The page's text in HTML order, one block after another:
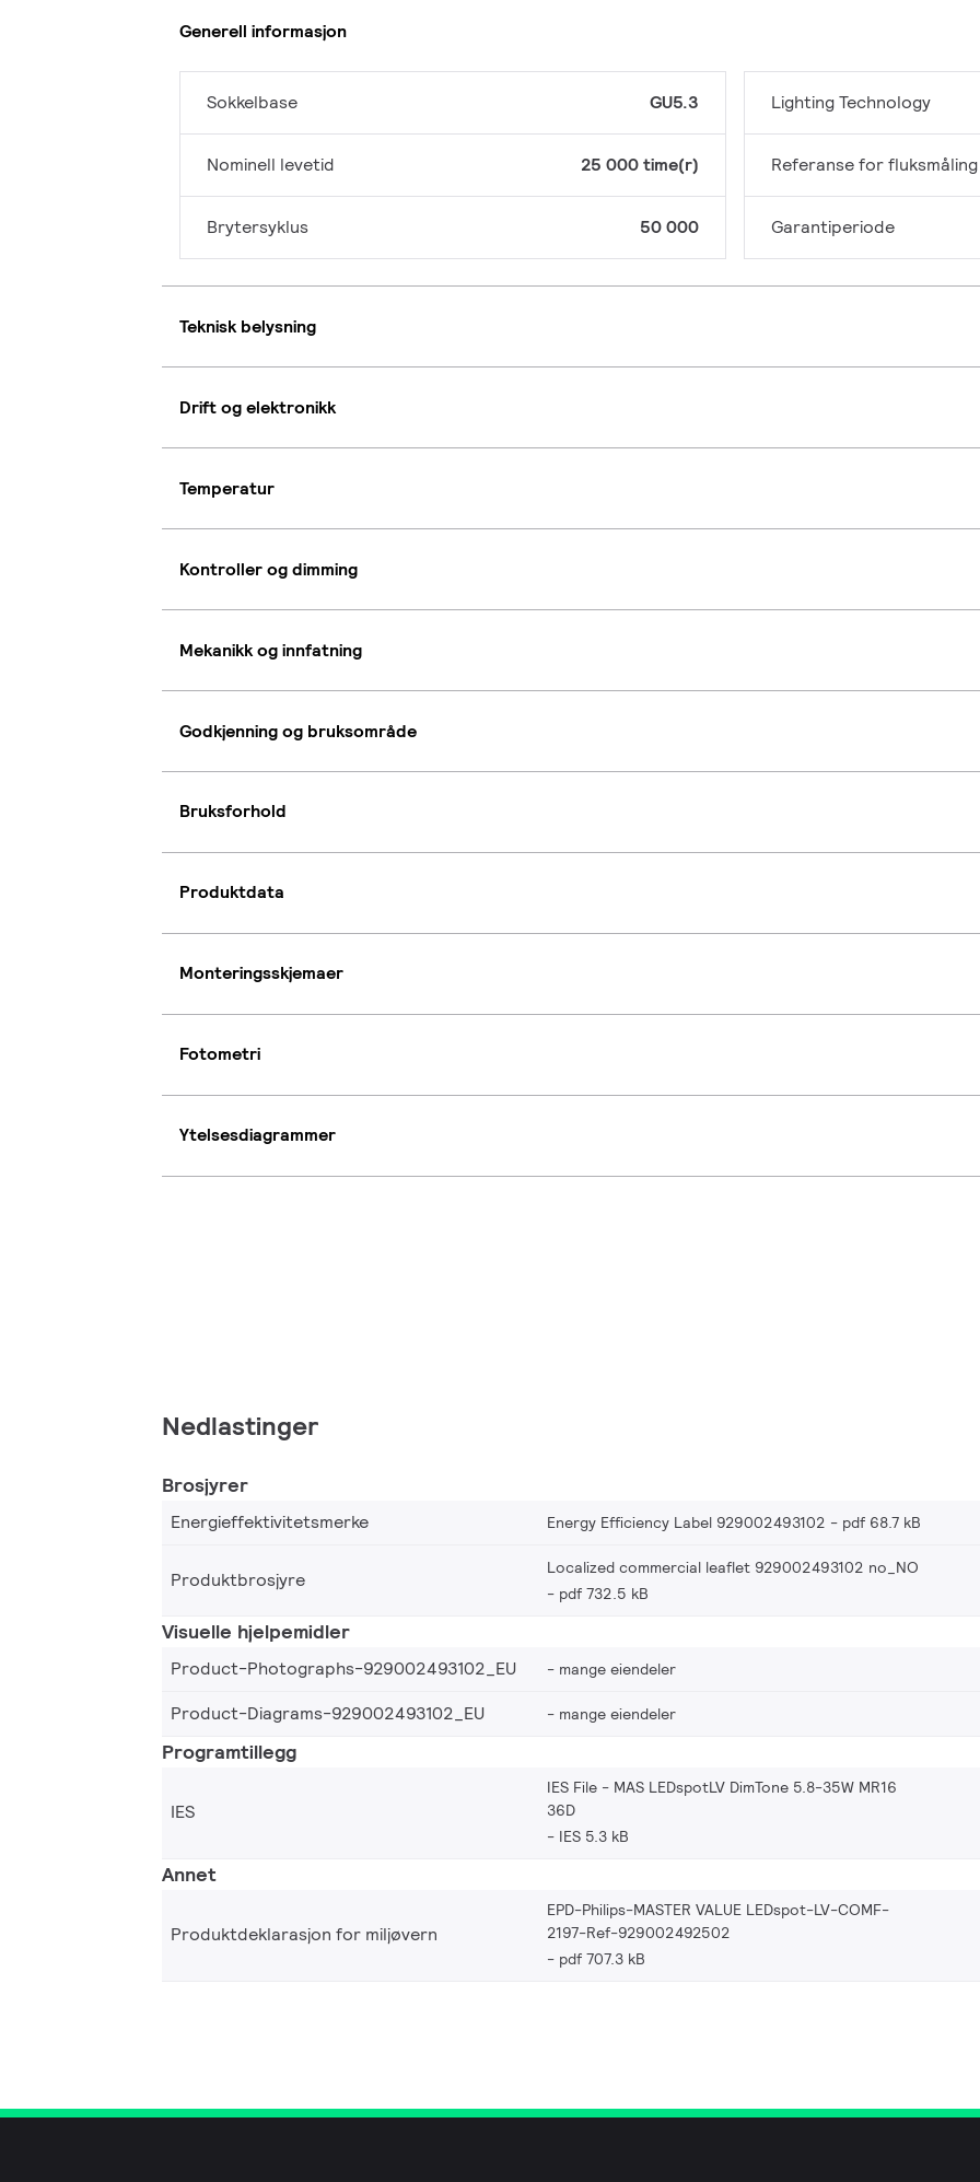
Generell informasjon
Sokkelbase GU5.3
Nominell levetid 25 000 time(r)
Brytersyklus 50 000
Lighting Technology
Referanse for fluksmåling
Garantiperiode
Teknisk belysning
Drift og elektronikk
Temperatur
Kontroller og dimming
Mekanikk og innfatning
Godkjenning og bruksområde
Bruksforhold
Produktdata
Monteringsskjemaer
Fotometri
Ytelsesdiagrammer
Nedlastinger
Brosjyrer
Energieffektivitetsmerke Energy Efficiency Label 929002493102 pdf 68.7 kB
Produktbrosjyre
Localized commercial leaflet 929002493102 no_NO
pdf 732.5 kB
Visuelle hjelpemidler
Product-Photographs-929002493102_EU mange eiendeler
Product-Diagrams-929002493102_EU mange eiendeler
Programtillegg
IES
IES File - MAS LEDspotLV DimTone 5.8-35W MR16
36D
IES 5.3 kB
Annet
Produktdeklarasjon for miljøvern
EPD-Philips-MASTER VALUE LEDspot-LV-COMF-
2197-Ref-929002492502
pdf 707.3 kB